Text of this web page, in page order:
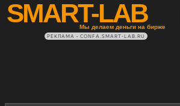
SMART-LAB
Мы делаем деньги на бирже
РЕКЛАМА • CONFA.SMART-LAB.RU